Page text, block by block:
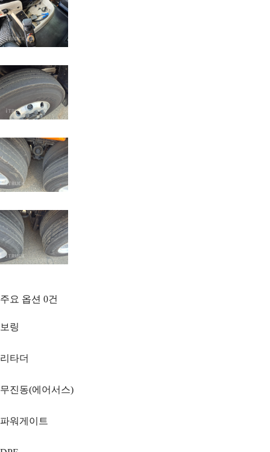
주요 옵션 0건
보링
리타더
무진동(에어서스)
파워게이트